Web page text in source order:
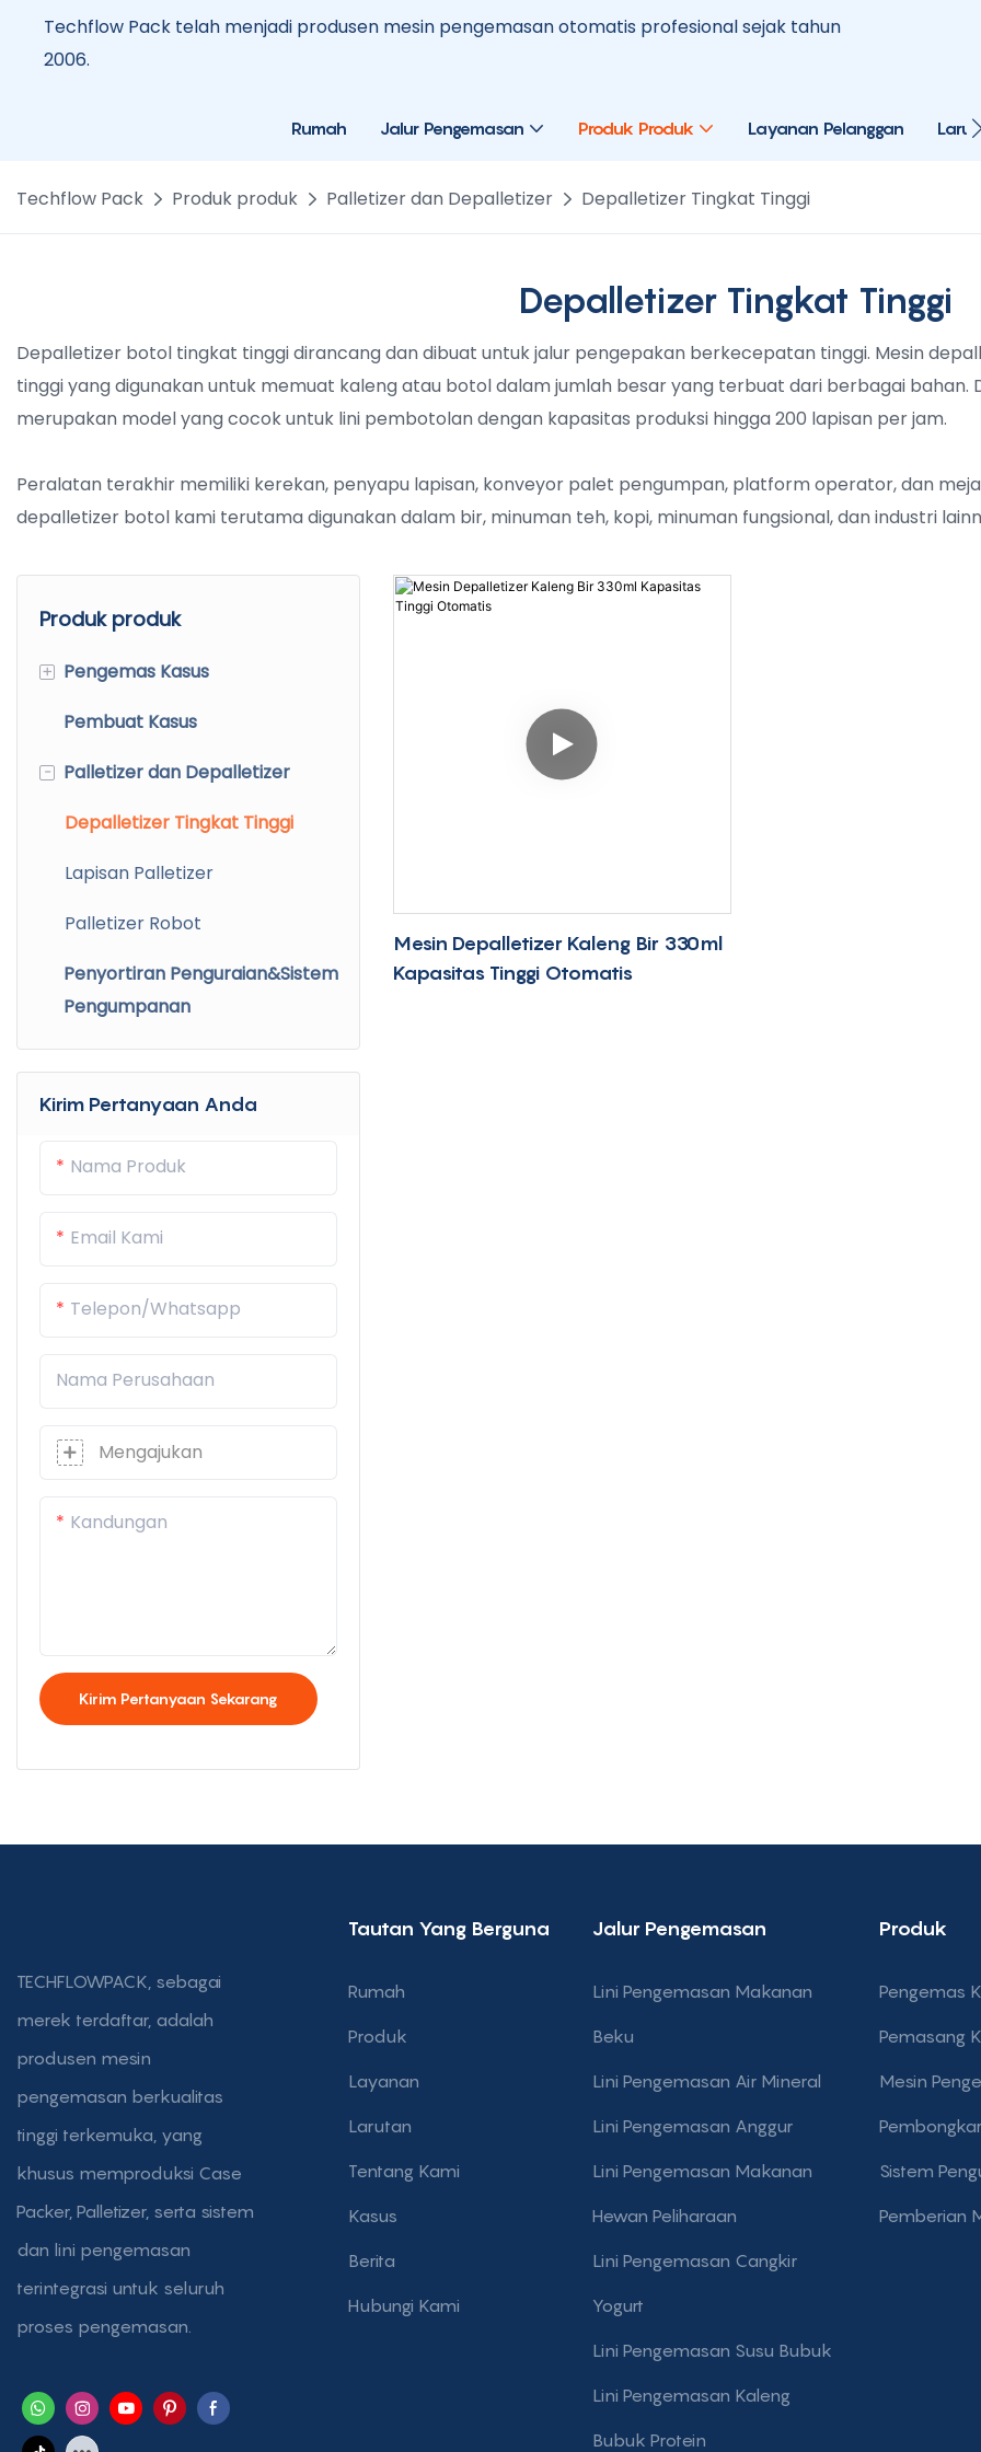
Techflow Pack telah menjadi produsen mesin pengemasan otomatis profesional sejak tahun
2006.
Rumah Jalur Pengemasan Produk Produk Layanan Pelanggan
Techflow Pack Produk produk Palletizer dan Depalletizer Depalletizer Tingkat Tinggi
Depalletizer Tingkat Tinggi
Depalletizer botol tingkat tinggi dirancang dan dibuat untuk jalur pengepakan berkecepatan tinggi. Mesin
tinggi yang digunakan untuk memuat kaleng atau botol dalam jumlah besar yang terbuat dari berbagai
merupakan model yang cocok untuk lini pembotolan dengan kapasitas produksi hingga 200 lapisan per jam.
Peralatan terakhir memiliki kerekan, penyapu lapisan, konveyor palet pengumpan, platform operator, dan
depalletizer botol kami terutama digunakan dalam bir, minuman teh, kopi, minuman fungsional, dan industri
Produk produk
+ Pengemas Kasus
Pengemas Baki
Pilih dan Tempatkan Case
Kasus
Berkecepatan Tinggi
Pembuat Kasus
-
Palletizer dan Depalletizer
Depalletizer Tingkat Tinggi
Lapisan Palletizer
Palletizer Robot
Penyortiran Penguraian&Sistem
Pengumpanan
Kirim Pertanyaan Anda
Nama Produk
Email Kami
Telepon/whatsapp
Nama Perusahaan
Mengajukan
Kandungan
Kirim Pertanyaan Sekarang
Mesin Depalletizer Kaleng Bir 330ml
Kapasitas Tinggi Otomatis
TECHFLOWPACK, sebagai
merek terdaftar, adalah
produsen mesin
pengemasan berkualitas
tinggi terkemuka, yang
khusus memproduksi Case
Packer, Palletizer, serta sistem
dan lini pengemasan
terintegrasi untuk seluruh
proses pengemasan.
Tautan Yang Berguna
Rumah
Produk
Layanan
Larutan
Tentang Kami
Kasus
Berita
Hubungi Kami
Jalur Pengemasan
Lini Pengemasan Makanan
Beku
Lini Pengemasan Air Mineral
Lini Pengemasan Anggur
Lini Pengemasan Makanan
Hewan Peliharaan
Lini Pengemasan Cangkir
Yogurt
Lini Pengemasan Susu Bubuk
Lini Pengemasan Kaleng
Bubuk Protein
Produk
Pengemas
Pemasang
Mesin
Sistem
Pemberian